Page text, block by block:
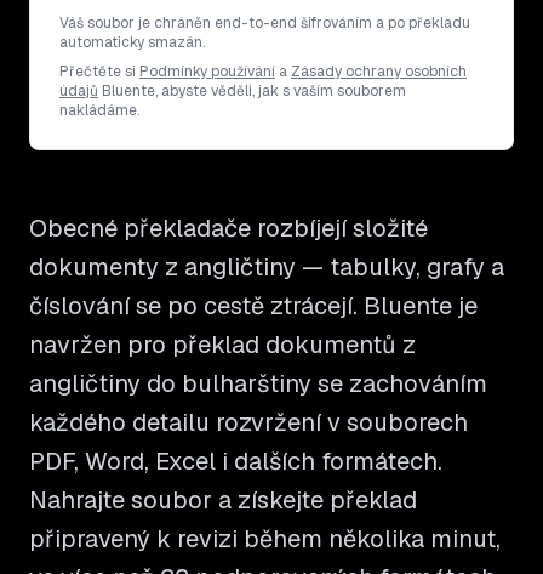
Váš soubor je chráněn end-to-end šifrováním a po překladu
automaticky smazán.
Přečtěte si Podmínky používání a Zásady ochrany osobních
údajů Bluente, abyste věděli, jak s vaším souborem
nakládáme.
Obecné překladače rozbíjejí složité
dokumenty z angličtiny — tabulky, grafy a
číslování se po cestě ztrácejí. Bluente je
navržen pro překlad dokumentů z
angličtiny do bulharštiny se zachováním
každého detailu rozvržení v souborech
PDF, Word, Excel i dalších formátech.
Nahrajte soubor a získejte překlad
připravený k revizi během několika minut,